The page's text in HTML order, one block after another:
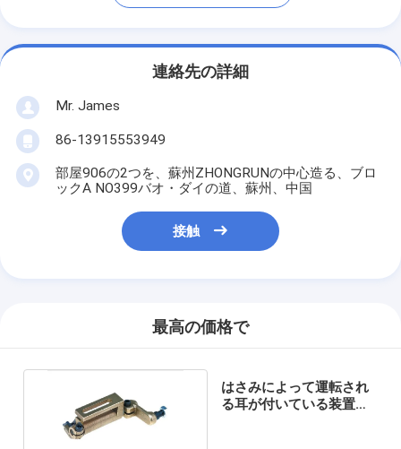
連絡先の詳細
Mr. James
86-13915553949
部屋906の2つを、蘇州ZHONGRUNの中心造る、ブロ
ックA NO399バオ・ダイの道、蘇州、中国
接触
最高の価格で
はさみによって運転され
る耳が付いている装置繊